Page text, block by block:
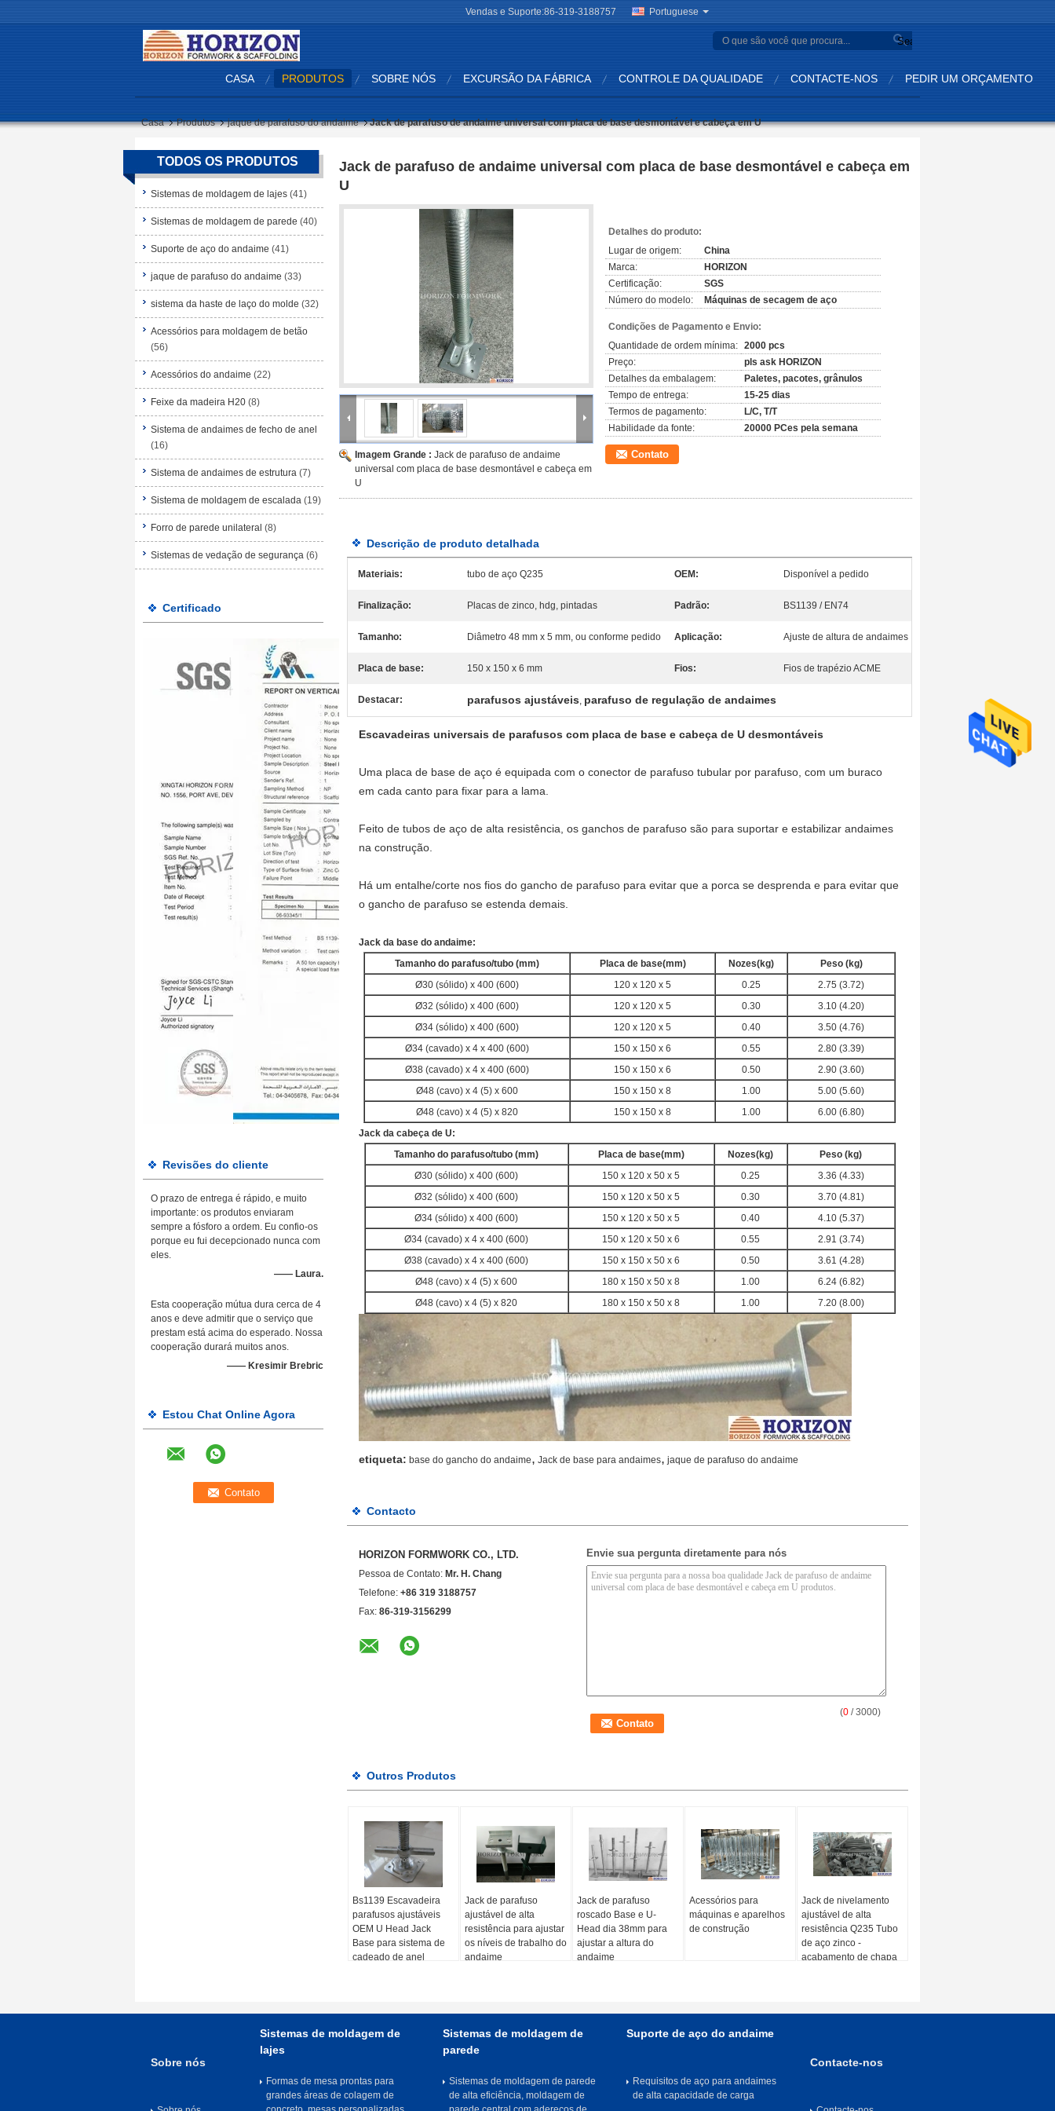
Vendas e Suporte:86-319-3188757 Portuguese
Search
CASA PRODUTOS SOBRE NÓS EXCURSÃO DA FÁBRICA CONTROLE DA QUALIDADE CONTACTE-NOS PEDIR UM ORÇAMENTO
Casa Produtos jaque de parafuso do andaime Jack de parafuso de andaime universal com placa de base desmontável e cabeça em U
TODOS OS PRODUTOS
Sistemas de moldagem de lajes (41)
Sistemas de moldagem de parede (40)
Suporte de aço do andaime (41)
jaque de parafuso do andaime (33)
sistema da haste de laço do molde (32)
Acessórios para moldagem de betão
(56)
Acessórios do andaime (22)
Feixe da madeira H20 (8)
Sistema de andaimes de fecho de anel
(16)
Sistema de andaimes de estrutura (7)
Sistema de moldagem de escalada (19)
Forro de parede unilateral (8)
Sistemas de vedação de segurança (6)
Certificado
Revisões do cliente
O prazo de entrega é rápido, e muito
importante: os produtos enviaram
sempre a fósforo a ordem. Eu confio-os
porque eu fui decepcionado nunca com
eles.
—— Laura.
Esta cooperação mútua dura cerca de 4
anos e deve admitir que o serviço que
prestam está acima do esperado. Nossa
cooperação durará muitos anos.
—— Kresimir Brebric
Estou Chat Online Agora
Jack de parafuso de andaime universal com placa de base desmontável e cabeça em
U
Imagem Grande : Jack de parafuso de andaime
universal com placa de base desmontável e cabeça em
U
Detalhes do produto:
Lugar de origem:
China
Marca:
HORIZON
Certificação:
SGS
Número do modelo:
Máquinas de secagem de aço
Condições de Pagamento e Envio:
Quantidade de ordem mínima: 2000 pcs
Preço:
pls ask HORIZON
Detalhes da embalagem:
Paletes, pacotes, grânulos
Tempo de entrega:
15-25 dias
Termos de pagamento:
L/C, T/T
Habilidade da fonte:
20000 PCes pela semana
Contato
Descrição de produto detalhada
Materiais: tubo de aço Q235 OEM: Disponível a pedido
Finalização: Placas de zinco, hdg, pintadas Padrão: BS1139 / EN74
Tamanho: Diâmetro 48 mm x 5 mm, ou conforme pedido Aplicação: Ajuste de altura de andaimes
Placa de base: 150 x 150 x 6 mm Fios: Fios de trapézio ACME
Destacar: parafusos ajustáveis, parafuso de regulação de andaimes
Escavadeiras universais de parafusos com placa de base e cabeça de U desmontáveis
Uma placa de base de aço é equipada com o conector de parafuso tubular por parafuso, com um buraco
em cada canto para fixar para a lama.
Feito de tubos de aço de alta resistência, os ganchos de parafuso são para suportar e estabilizar andaimes
na construção.
Há um entalhe/corte nos fios do gancho de parafuso para evitar que a porca se desprenda e para evitar que
o gancho de parafuso se estenda demais.
Jack da base do andaime:
Tamanho do parafuso/tubo (mm)
Placa de base(mm) Nozes(kg) Peso (kg)
Ø30 (sólido) x 400 (600)
120 x 120 x 5 0.25
2.75 (3.72)
Ø32 (sólido) x 400 (600)
120 x 120 x 5 0.30
3.10 (4.20)
Ø34 (sólido) x 400 (600)
120 x 120 x 5 0.40
3.50 (4.76)
Ø34 (cavado) x 4 x 400 (600)
150 x 150 x 6 0.55
2.80 (3.39)
Ø38 (cavado) x 4 x 400 (600)
150 x 150 x 6 0.50
2.90 (3.60)
Ø48 (cavo) x 4 (5) x 600
150 x 150 x 8 1.00
5.00 (5.60)
Ø48 (cavo) x 4 (5) x 820
150 x 150 x 8 1.00
6.00 (6.80)
Jack da cabeça de U:
Tamanho do parafuso/tubo (mm)
Placa de base(mm) Nozes(kg) Peso (kg)
Ø30 (sólido) x 400 (600)
150 x 120 x 50 x 5 0.25
3.36 (4.33)
Ø32 (sólido) x 400 (600)
150 x 120 x 50 x 5 0.30
3.70 (4.81)
Ø34 (sólido) x 400 (600)
150 x 120 x 50 x 5 0.40
4.10 (5.37)
Ø34 (cavado) x 4 x 400 (600)
150 x 120 x 50 x 6 0.55
2.91 (3.74)
Ø38 (cavado) x 4 x 400 (600)
150 x 150 x 50 x 6 0.50
3.61 (4.28)
Ø48 (cavo) x 4 (5) x 600
180 x 150 x 50 x 8 1.00
6.24 (6.82)
Ø48 (cavo) x 4 (5) x 820
180 x 150 x 50 x 8 1.00 7.20 (8.00)
etiqueta: base do gancho do andaime, Jack de base para andaimes, jaque de parafuso do andaime
Contacto
HORIZON FORMWORK CO., LTD.
Pessoa de Contato: Mr. H. Chang
Telefone: +86 319 3188757
Fax: 86-319-3156299
Envie sua pergunta diretamente para nós
(0 / 3000)
Outros Produtos
Bs1139 Escavadeira
parafusos ajustáveis
OEM U Head Jack
Base para sistema de
cadeado de anel
Jack de parafuso
ajustável de alta
resistência para ajustar
os níveis de trabalho do
andaime
Jack de parafuso
roscado Base e U-
Head dia 38mm para
ajustar a altura do
andaime
Acessórios para
máquinas e aparelhos
de construção
Jack de nivelamento
ajustável de alta
resistência Q235 Tubo
de aço zinco -
acabamento de chapa
Sobre nós
Sistemas de moldagem de
lajes
Formas de mesa prontas para
grandes áreas de colagem de
Sistemas de moldagem de
parede
Sistemas de moldagem de parede
de alta eficiência, moldagem de
Suporte de aço do andaime
Requisitos de aço para andaimes
de alta capacidade de carga
Contacte-nos